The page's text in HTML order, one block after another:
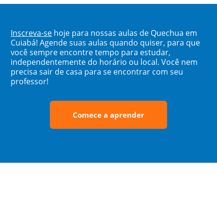
Inscreva-se hoje para nossas aulas de Quechua em
Cuiabá! Agende suas aulas quando quiser, para que
você sempre encontre tempo para estudar,
independentemente do horário ou local. Você nem
precisa sair de casa para se encontrar com seu
professor!
Comece a aprender